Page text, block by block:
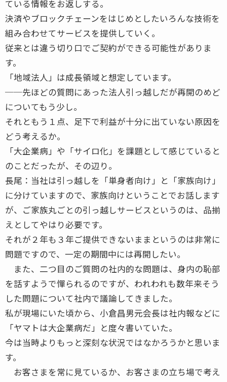
ている情報をお返しする。
決済やブロックチェーンをはじめとしたいろんな技術を
組み合わせてサービスを提供していく。
従来とは違う切り口でご契約ができる可能性がありま
す。
「地域法人」は成長領域と想定しています。
──先ほどの質問にあった法人引っ越しだが再開のめど
についてもう少し。
それともう１点、足下で利益が十分に出ていない原因を
どう考えるか。
「大企業病」や「サイロ化」を課題として感じていると
のことだったが、その辺り。
長尾：当社は引っ越しを「単身者向け」と「家族向け」
に分けていますので、家族向けということでお話します
が、ご家族丸ごとの引っ越しサービスというのは、品揃
えとしてやはり必要です。
それが２年も３年ご提供できないままというのは非常に
問題ですので、一定の期間中には再開したい。
また、二つ目のご質問の社内的な問題は、身内の恥部
を話すようで憚られるのですが、われわれも数年来そう
した問題について社内で議論してきました。
私が現場にいた頃から、小倉昌男元会長は社内報などに
「ヤマトは大企業病だ」と度々書いていた。
今は当時よりもっと深刻な状況ではなかろうかと思いま
す。
お客さまを常に見ているか、お客さまの立ち場で考え